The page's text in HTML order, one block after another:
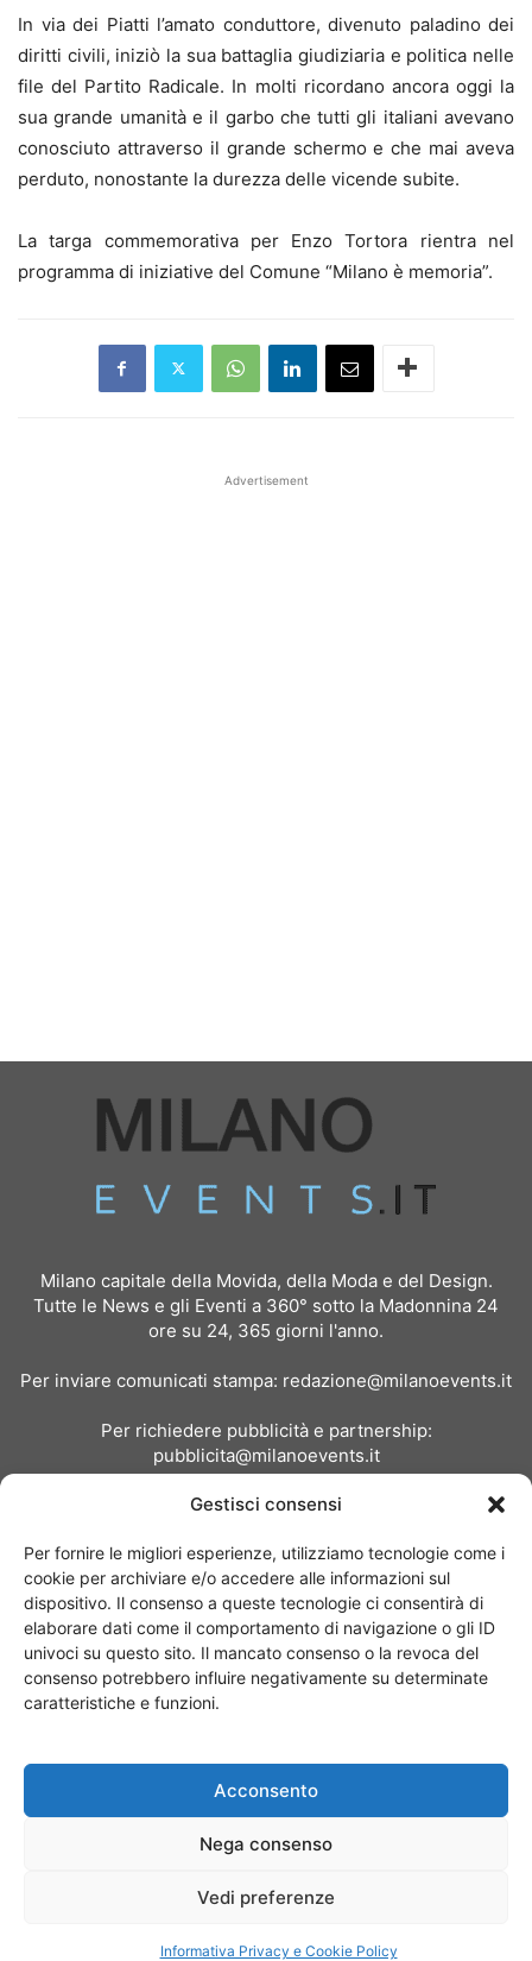
Gestisci consensi
Per fornire le migliori esperienze, utilizziamo tecnologie come i
cookie per archiviare e/o accedere alle informazioni sul
dispositivo. Il consenso a queste tecnologie ci consentirà di
elaborare dati come il comportamento di navigazione o gli ID
univoci su questo sito. Il mancato consenso o la revoca del
consenso potrebbero influire negativamente su determinate
caratteristiche e funzioni.
Acconsento
Nega consenso
Vedi preferenze
Informativa Privacy e Cookie Policy
In via dei Piatti l’amato conduttore, divenuto paladino dei
diritti civili, iniziò la sua battaglia giudiziaria e politica nelle
file del Partito Radicale. In molti ricordano ancora oggi la
sua grande umanità e il garbo che tutti gli italiani avevano
conosciuto attraverso il grande schermo e che mai aveva
perduto, nonostante la durezza delle vicende subite.
La targa commemorativa per Enzo Tortora rientra nel
programma di iniziative del Comune “Milano è memoria”.
Advertisement
Milano capitale della Movida, della Moda e del Design.
Tutte le News e gli Eventi a 360° sotto la Madonnina 24
ore su 24, 365 giorni l'anno.
Per inviare comunicati stampa: redazione@milanoevents.it
Per richiedere pubblicità e partnership:
pubblicita@milanoevents.it
Chi siamo I Nostri Clienti
© Copyright 2017 - MilanoEvents.it© managed by